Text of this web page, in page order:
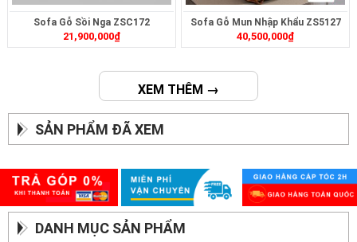
Sofa Gỗ Sồi Nga ZSC172
21,900,000₫
Sofa Gỗ Mun Nhập Khẩu ZS5127
40,500,000₫
XEM THÊM →
SẢN PHẨM ĐÃ XEM
DANH MỤC SẢN PHẨM